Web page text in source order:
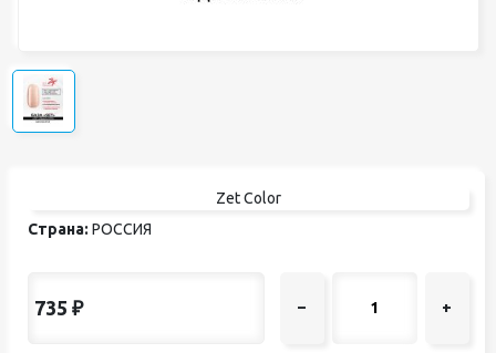
Zet Color
Страна: РОССИЯ
735 ₽ – +